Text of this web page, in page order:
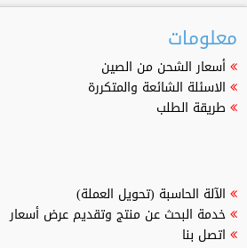
معلومات
أسعار الشحن من الصين
الاسئلة الشائعة والمتكررة
طريقة الطلب
الآلة الحاسبة (تحويل العملة)
خدمة البحث عن منتج وتقديم عرض أسعار
اتصل بنا